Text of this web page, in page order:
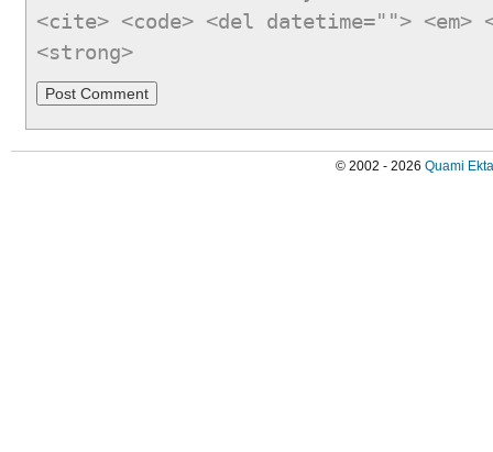
<cite> <code> <del datetime="">
<strong>
© 2002 - 2026 Quami